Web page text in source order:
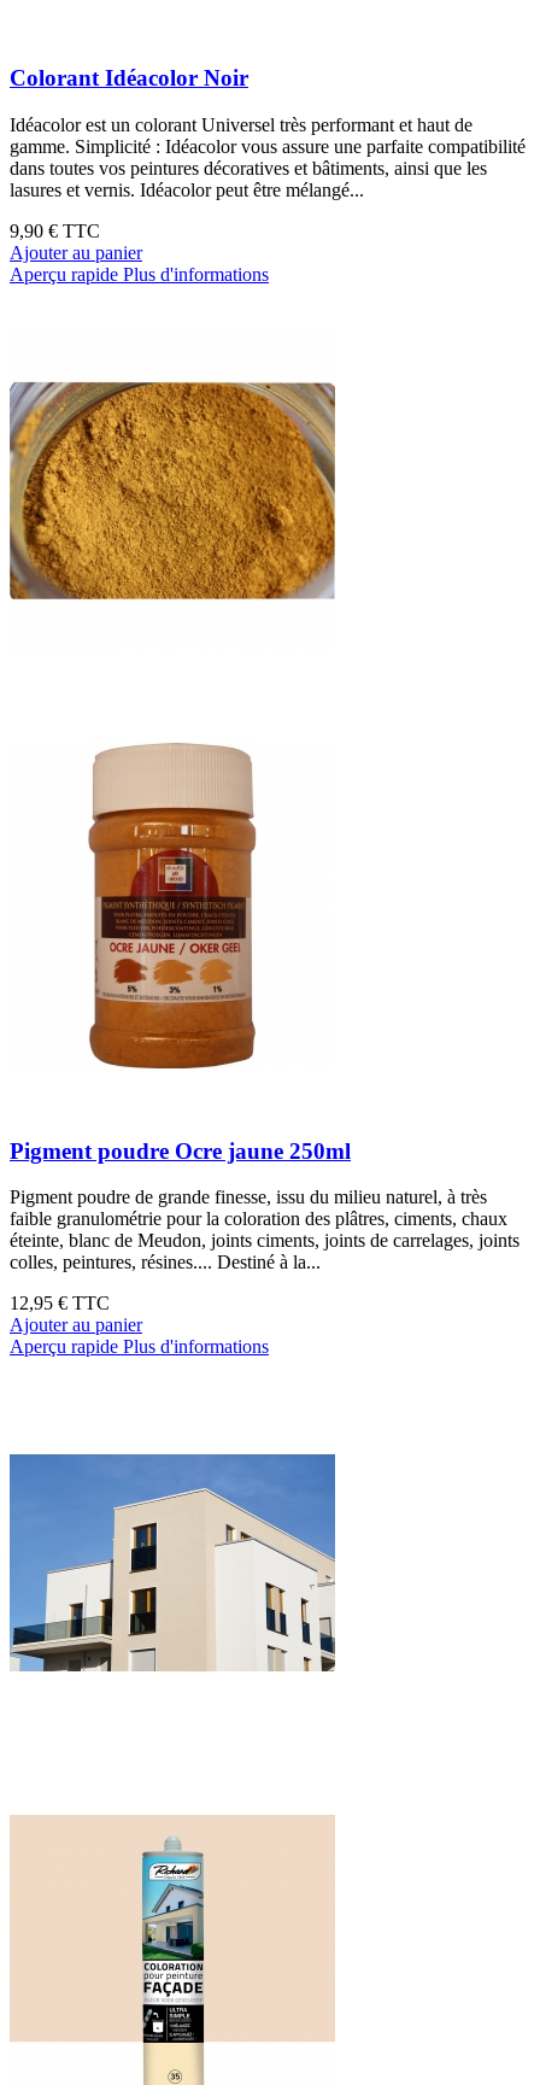
Colorant Idéacolor Noir
Idéacolor est un colorant Universel très performant et haut de
gamme. Simplicité : Idéacolor vous assure une parfaite compatibilité
dans toutes vos peintures décoratives et bâtiments, ainsi que les
lasures et vernis. Idéacolor peut être mélangé...
9,90 € TTC
Ajouter au panier
Aperçu rapide Plus d'informations
Pigment poudre Ocre jaune 250ml
Pigment poudre de grande finesse, issu du milieu naturel, à très
faible granulométrie pour la coloration des plâtres, ciments, chaux
éteinte, blanc de Meudon, joints ciments, joints de carrelages, joints
colles, peintures, résines.... Destiné à la...
12,95 € TTC
Ajouter au panier
Aperçu rapide Plus d'informations